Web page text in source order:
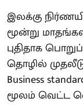
இலக்கு
மூன்று
புதிதாக
தொழில்
Business
மூலம் வெட்ட